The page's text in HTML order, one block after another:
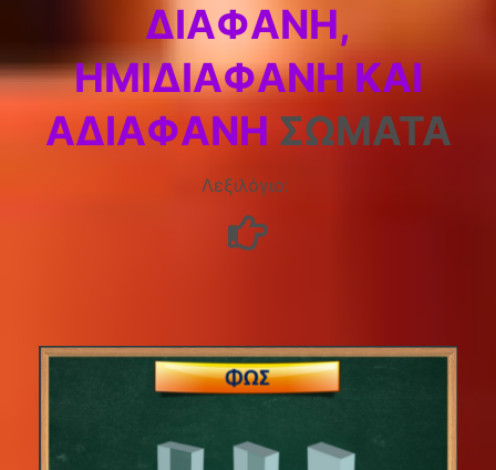
ΔΙΑΦΑΝΉ,
ΗΜΙΔΙΑΦΑΝΉ ΚΑΙ
ΑΔΙΑΦΑΝΉ ΣΏΜΑΤΑ
Λεξιλόγιο: